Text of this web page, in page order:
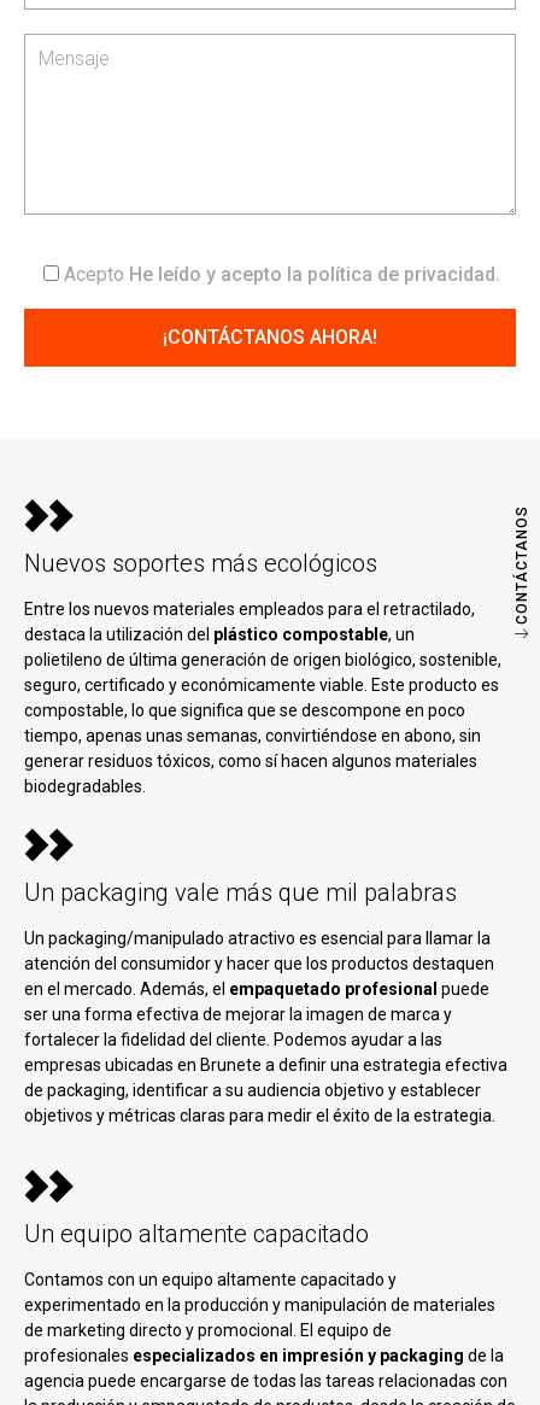
CONTÁCTANOS
Acepto He leído y acepto la política de privacidad.
Nuevos soportes más ecológicos
Entre los nuevos materiales empleados para el retractilado,
destaca la utilización del plástico compostable, un
polietileno de última generación de origen biológico, sostenible,
seguro, certificado y económicamente viable. Este producto es
compostable, lo que significa que se descompone en poco
tiempo, apenas unas semanas, convirtiéndose en abono, sin
generar residuos tóxicos, como sí hacen algunos materiales
biodegradables.
Un packaging vale más que mil palabras
Un packaging/manipulado atractivo es esencial para llamar la
atención del consumidor y hacer que los productos destaquen
en el mercado. Además, el empaquetado profesional puede
ser una forma efectiva de mejorar la imagen de marca y
fortalecer la fidelidad del cliente. Podemos ayudar a las
empresas ubicadas en Brunete a definir una estrategia efectiva
de packaging, identificar a su audiencia objetivo y establecer
objetivos y métricas claras para medir el éxito de la estrategia.
Un equipo altamente capacitado
Contamos con un equipo altamente capacitado y
experimentado en la producción y manipulación de materiales
de marketing directo y promocional. El equipo de
profesionales especializados en impresión y packaging de la
agencia puede encargarse de todas las tareas relacionadas con